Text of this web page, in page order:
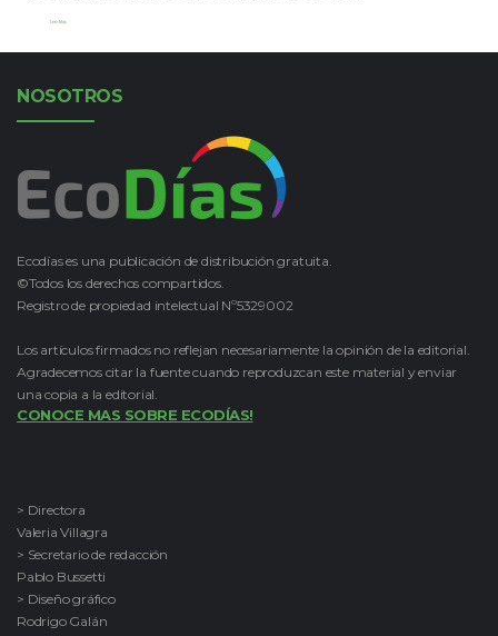
Leer Más
NOSOTROS
Ecodías es una publicación de distribución gratuita.
©Todos los derechos compartidos.
Registro de propiedad intelectual Nº5329002
Los artículos firmados no reflejan necesariamente la opinión de la editorial.
Agradecemos citar la fuente cuando reproduzcan este material y enviar
una copia a la editorial.
CONOCE MAS SOBRE ECODÍAS!
> Directora
Valeria Villagra
> Secretario de redacción
Pablo Bussetti
> Diseño gráfico
Rodrigo Galán